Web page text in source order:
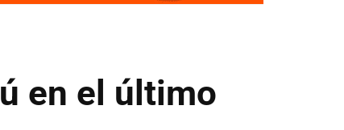
en el último